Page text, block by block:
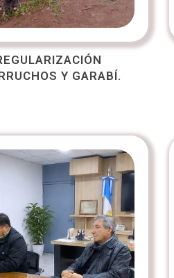
Y GARABÍ.